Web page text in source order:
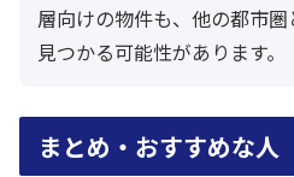
層向けの物件も、他の都市
見つかる可能性があります。
まとめ・おすすめな人